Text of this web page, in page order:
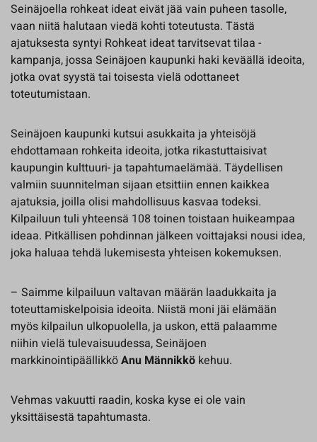
Seinäjoella rohkeat ideat eivät jää vain puheen tasolle,
vaan niitä halutaan viedä kohti toteutusta. Tästä
ajatuksesta syntyi Rohkeat ideat tarvitsevat tilaa -
kampanja, jossa Seinäjoen kaupunki haki keväällä ideoita,
jotka ovat syystä tai toisesta vielä odottaneet
toteutumistaan.
Seinäjoen kaupunki kutsui asukkaita ja yhteisöjä
ehdottamaan rohkeita ideoita, jotka rikastuttaisivat
kaupungin kulttuuri- ja tapahtumaelämää. Täydellisen
valmiin suunnitelman sijaan etsittiin ennen kaikkea
ajatuksia, joilla olisi mahdollisuus kasvaa todeksi.
Kilpailuun tuli yhteensä 108 toinen toistaan huikeampaa
ideaa. Pitkällisen pohdinnan jälkeen voittajaksi nousi idea,
joka haluaa tehdä lukemisesta yhteisen kokemuksen.
– Saimme kilpailuun valtavan määrän laadukkaita ja
toteuttamiskelpoisia ideoita. Niistä moni jäi elämään
myös kilpailun ulkopuolella, ja uskon, että palaamme
niihin vielä tulevaisuudessa, Seinäjoen
markkinointipäällikköAnu Männikkö kehuu.
Vehmas vakuutti raadin, koska kyse ei ole vain
yksittäisestä tapahtumasta.